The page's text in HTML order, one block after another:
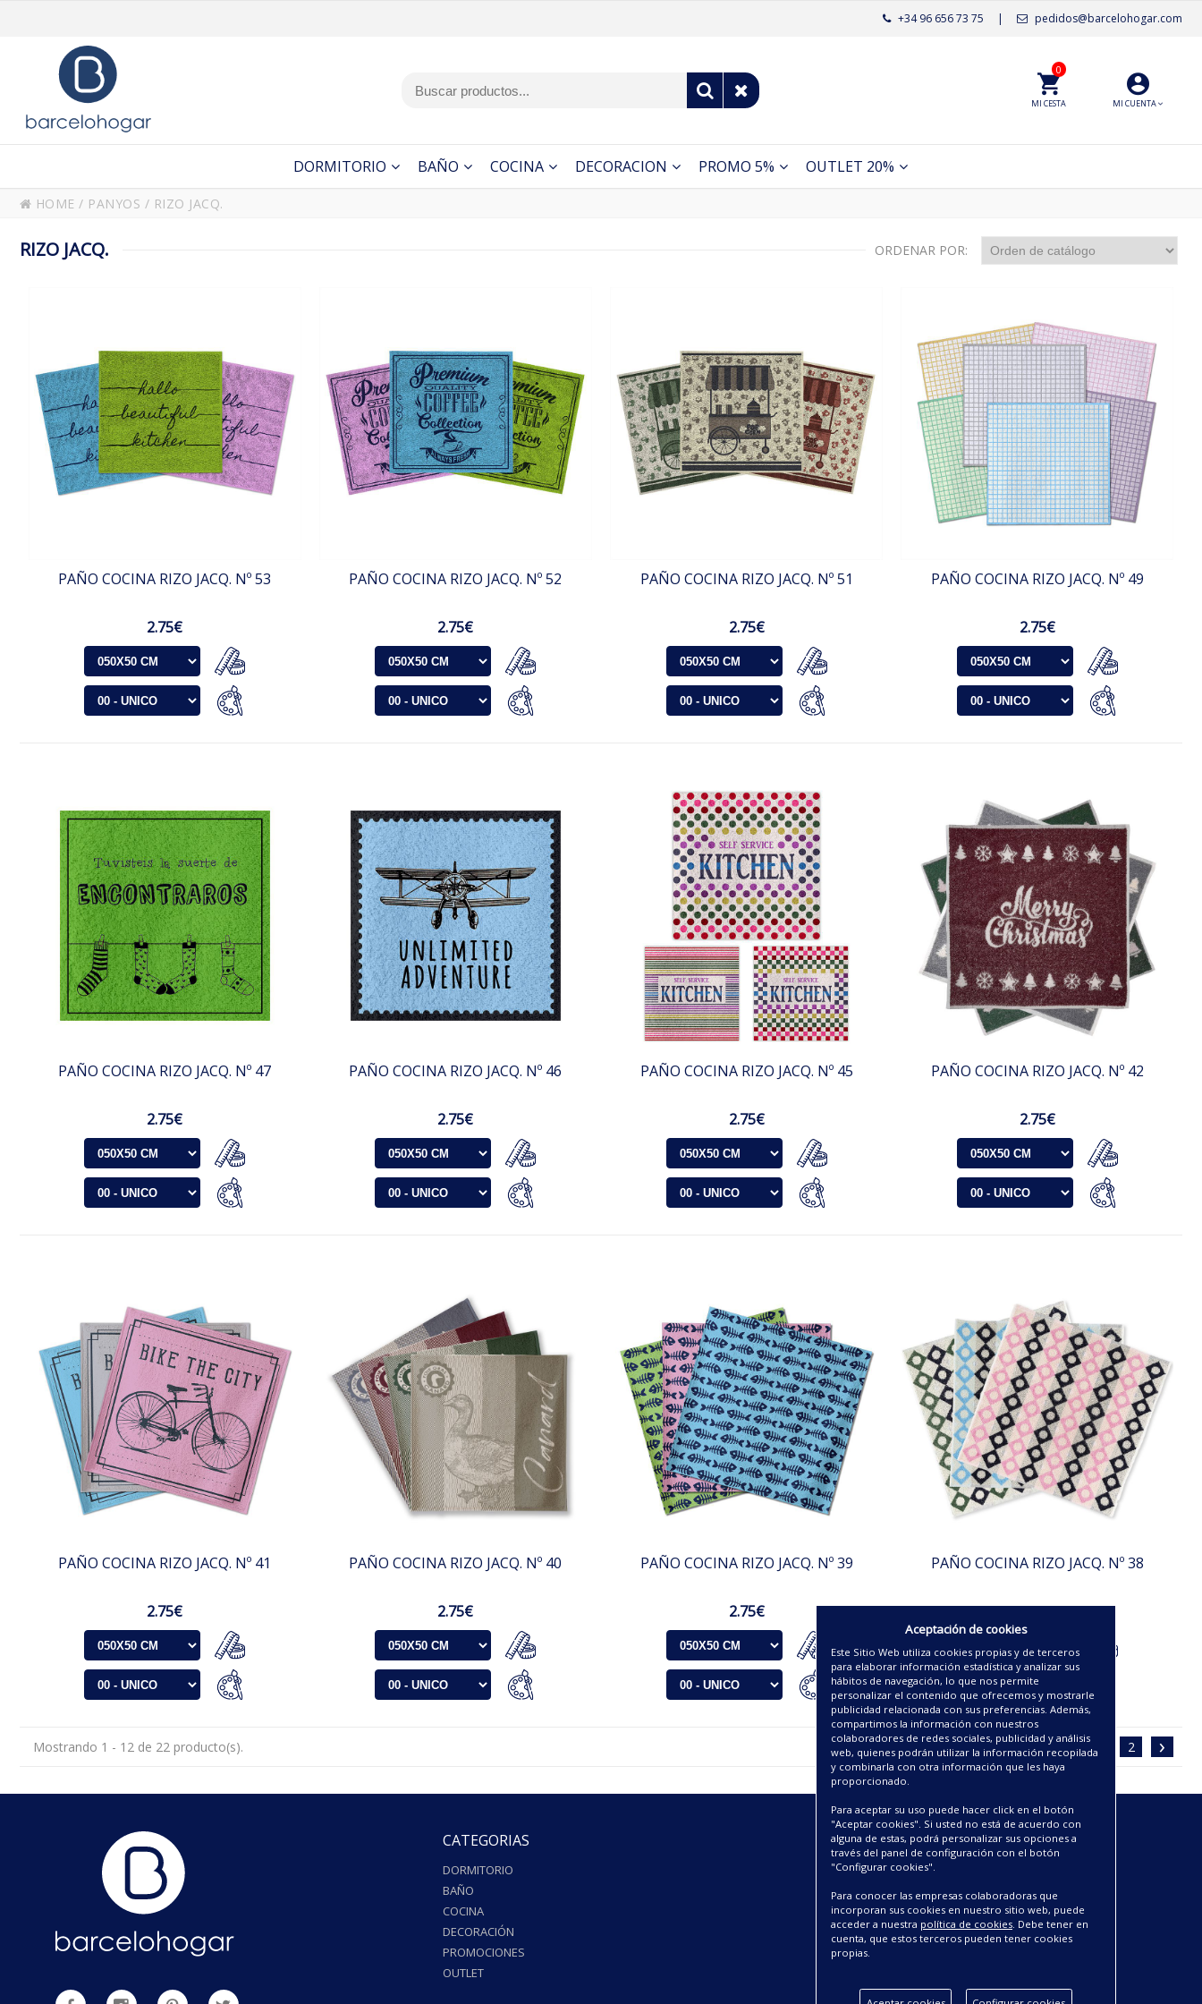
pedidos@barcelohogar.com
|
+34 96 656 73 75
MI CUENTA
MI CESTA
0
DORMITORIO BAÑO COCINA DECORACION PROMO 5% OUTLET 20%
HOME / PANYOS / RIZO JACQ.
RIZO JACQ. ORDENAR POR:
PAÑO COCINA RIZO JACQ. Nº 53
2.75€
PAÑO COCINA RIZO JACQ. Nº 52
2.75€
PAÑO COCINA RIZO JACQ. Nº 51
2.75€
PAÑO COCINA RIZO JACQ. Nº 49
2.75€
PAÑO COCINA RIZO JACQ. Nº 47
2.75€
PAÑO COCINA RIZO JACQ. Nº 46
2.75€
PAÑO COCINA RIZO JACQ. Nº 45
2.75€
PAÑO COCINA RIZO JACQ. Nº 42
2.75€
PAÑO COCINA RIZO JACQ. Nº 41
2.75€
PAÑO COCINA RIZO JACQ. Nº 40
2.75€
PAÑO COCINA RIZO JACQ. Nº 39
2.75€
PAÑO COCINA RIZO JACQ. Nº 38
2.75€
Mostrando 1 - 12 de 22 producto(s). ‹ 1 2 ›
CATEGORIAS
DORMITORIO
BAÑO
COCINA
DECORACIÓN
PROMOCIONES
OUTLET
ENLACES
CATÁLOGOS PDF
SOBRE NOSOTROS
CONDICIONES DE ENVÍO Y ENTREGA
POLÍTICA DE DEVOLUCIONES
AVISO LEGAL
POLÍTICA DE PRIVACIDAD
Aceptación de cookies
Este Sitio Web utiliza cookies propias y de terceros
para elaborar información estadística y analizar sus
hábitos de navegación, lo que nos permite
personalizar el contenido que ofrecemos y mostrarle
publicidad relacionada con sus preferencias. Además,
compartimos la información con nuestros
colaboradores de redes sociales, publicidad y análisis
web, quienes podrán utilizar la información recopilada
y combinarla con otra información que les haya
proporcionado.
Para aceptar su uso puede hacer click en el botón
"Aceptar cookies". Si usted no está de acuerdo con
alguna de estas, podrá personalizar sus opciones a
través del panel de configuración con el botón
"Configurar cookies".
Para conocer las empresas colaboradoras que
incorporan sus cookies en nuestro sitio web, puede
acceder a nuestra política de cookies. Debe tener en
cuenta, que estos terceros pueden tener cookies
propias.